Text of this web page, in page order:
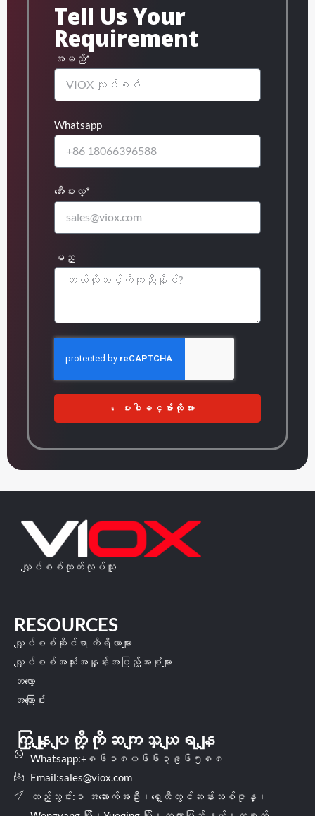
Tell Us Your
Requirement
အမည်*
Whatsapp
အီးေမးလ္*
မည္
ေပးပါခင္ဗ်ာကိုးကား
လျှပ်စစ်ထုတ်လုပ်သူ
RESOURCES
လျှပ်စစ်ဆိုင်ရာ ကိရိယာများ
လျှပ်စစ်အသုံးအနှုန်းအပြည့်အစုံများ
ဘလော့
အကြောင်း
ကြှနျုပျတို့ကိုဆကျသှယျရနျ
Whatsapp:+၈၆၁၈၀၆၆၃၉၆၅၈၈
Email:sales@viox.com
ထည့်သွင်း:၁ အဆောက်အဦး၊ရှေ့တီထွင်ဆန်းသစ်ဇုန္၊